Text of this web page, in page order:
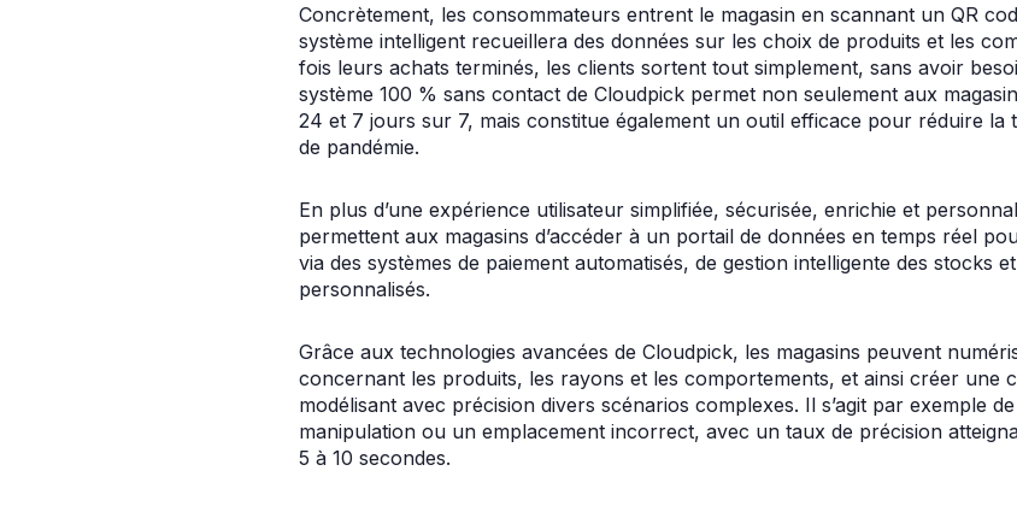
Concrètement, les consommateurs entrent le magasin en scannant un QR
système intelligent recueillera des données sur les choix de produits et les
fois leurs achats terminés, les clients sortent tout simplement, sans avoir
système 100 % sans contact de Cloudpick permet non seulement aux
24 et 7 jours sur 7, mais constitue également un outil efficace pour réduire la
de pandémie.
En plus d’une expérience utilisateur simplifiée, sécurisée, enrichie et
permettent aux magasins d’accéder à un portail de données en temps réel
via des systèmes de paiement automatisés, de gestion intelligente des stocks
personnalisés.
Grâce aux technologies avancées de Cloudpick, les magasins peuvent
concernant les produits, les rayons et les comportements, et ainsi créer une
modélisant avec précision divers scénarios complexes. Il s’agit par exemple
manipulation ou un emplacement incorrect, avec un taux de précision
5 à 10 secondes.